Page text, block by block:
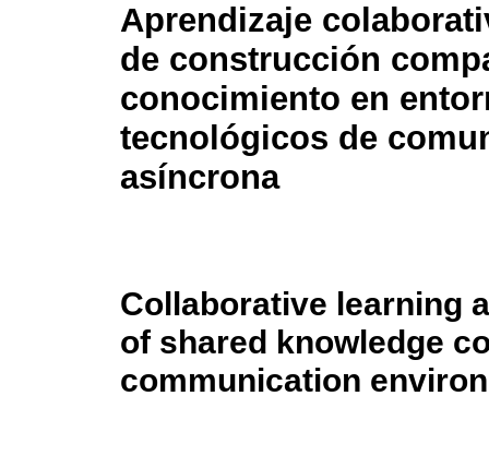
Aprendizaje
de construcción
conocimiento en
tecnológicos de
asíncrona
Collaborative learning
of shared knowledge
communication